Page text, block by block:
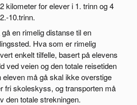
kilometer for elever i 1. trinn og 4
10.trinn.
en rimelig distanse til en
Hva som er rimelig
enkelt tilfelle, basert på elevens
ved veien og den totale reisetiden
eleven må gå skal ikke overstige
fri skoleskyss, og transporten må
den totale strekningen.